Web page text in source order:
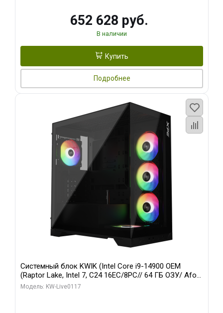
652 628 руб.
В наличии
Купить
Подробнее
Системный блок KWIK (Intel Core i9-14900 OEM
(Raptor Lake, Intel 7, C24 16EC/8PC// 64 ГБ ОЗУ/ Afox
RTX4090 24GB GDDR6X 384-Bit 3xDP HDMI ATX Turbo/
Модель: KW-Live0117